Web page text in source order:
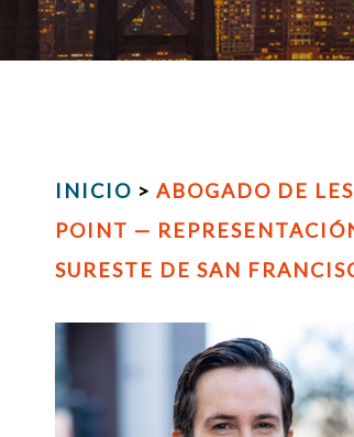
INICIO > ABOGADO DE
POINT —
SURESTE DE SAN